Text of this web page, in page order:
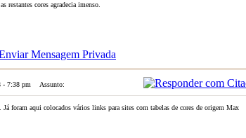
restantes cores agradecia imenso.
- 7:38 pm Assunto:
Já foram aqui colocados vários links para sites com tabelas de cores de origem Max